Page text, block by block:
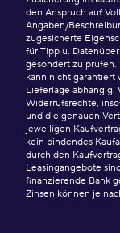
den Anspruch auf
Angaben/
zugesicherte
für Tipp u.
gesondert zu prüfen.
kann nicht garantiert
Lieferlage abhängig.
Widerrufsrechte,
und die genauen
jeweiligen
kein bindendes
durch den
Leasingangebote
finanzierende Bank
Zinsen können je